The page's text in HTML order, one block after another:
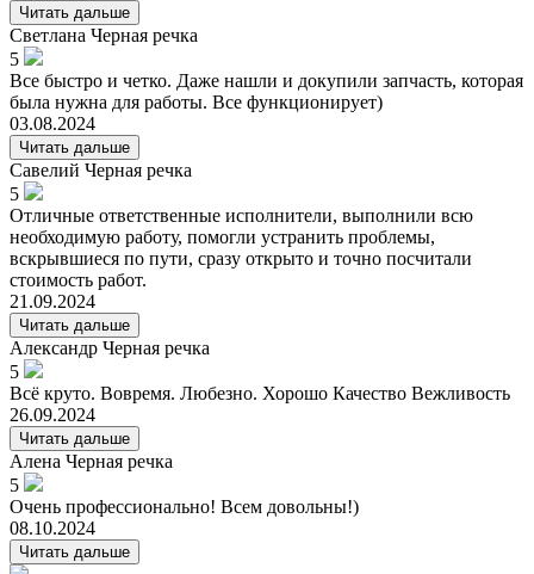
Читать дальше
Светлана Черная речка
5
Все быстро и четко. Даже нашли и докупили запчасть, которая
была нужна для работы. Все функционирует)
03.08.2024
Читать дальше
Савелий Черная речка
5
Отличные ответственные исполнители, выполнили всю
необходимую работу, помогли устранить проблемы,
вскрывшиеся по пути, сразу открыто и точно посчитали
стоимость работ.
21.09.2024
Читать дальше
Александр Черная речка
5
Всё круто. Вовремя. Любезно. Хорошо Качество Вежливость
26.09.2024
Читать дальше
Алена Черная речка
5
Очень профессионально! Всем довольны!)
08.10.2024
Читать дальше